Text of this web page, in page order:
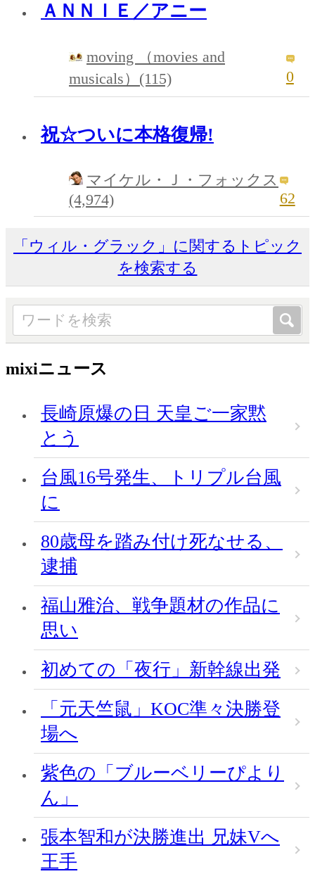
ＡＮＮＩＥ／アニー
moving （movies and
musicals）(115)
0
祝☆ついに本格復帰!
マイケル・Ｊ・フォックス
(4,974)
62
「ウィル・グラック」に関するトピック
を検索する
mixiニュース
長崎原爆の日 天皇ご一家黙
とう
台風16号発生、トリプル台風
に
80歳母を踏み付け死なせる、
逮捕
福山雅治、戦争題材の作品に
思い
初めての「夜行」新幹線出発
「元天竺鼠」KOC準々決勝登
場へ
紫色の「ブルーベリーぴより
ん」
張本智和が決勝進出 兄妹Vへ
王手